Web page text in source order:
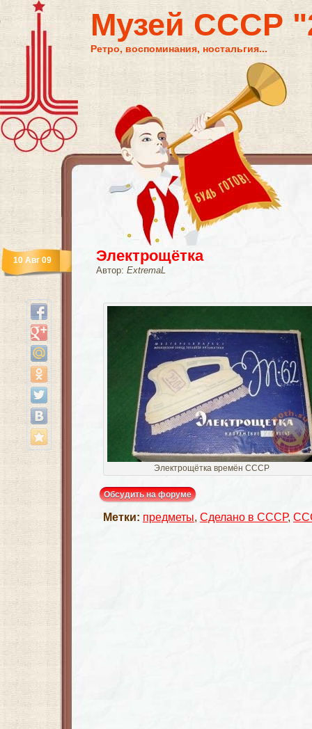
Музей СССР
Ретро, воспоминания, ностальгия...
Электрощётка
Автор: ExtremaL
10 Авг 09
Электрощётка времён СССР
Обсудить на форуме
Метки: предметы, Сделано в СССР,